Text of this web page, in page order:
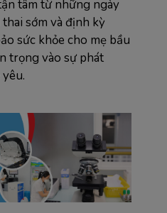
tâm từ những ngày
sớm và định kỳ
sức khỏe cho mẹ bầu
trọng vào sự phát